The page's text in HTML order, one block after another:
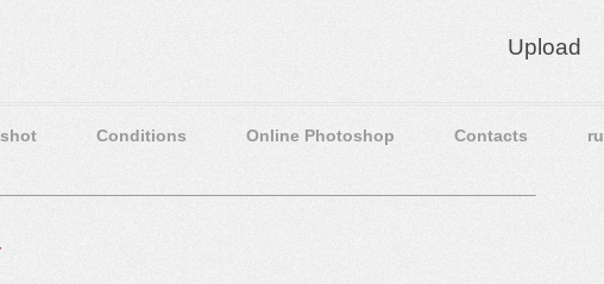
Upload
Conditions Online Photoshop Contacts ru